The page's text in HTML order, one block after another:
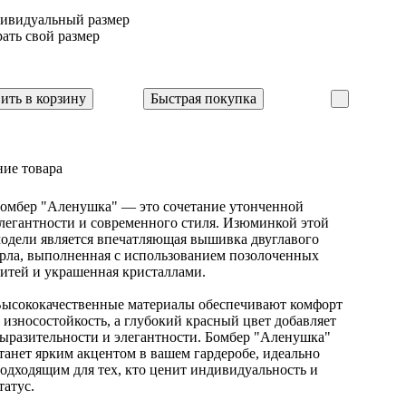
размер
свой размер
в корзину Быстрая покупка
товара
"Аленушка" — это сочетание утонченной
и современного стиля. Изюминкой этой
является впечатляющая вышивка двуглавого
выполненная с использованием позолоченных
и украшенная кристаллами.
материалы обеспечивают комфорт
износостойкость, а глубокий красный цвет добавляет
и элегантности. Бомбер "Аленушка"
ярким акцентом в вашем гардеробе, идеально
для тех, кто ценит индивидуальность и